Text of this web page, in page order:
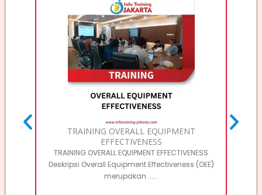
TRAINING OVERALL EQUIPMENT
EFFECTIVENESS
TRAINING OVERALL EQUIPMENT EFFECTIVENESS
Deskripsi Overall Equipment Effectiveness (OEE)
merupakan.......